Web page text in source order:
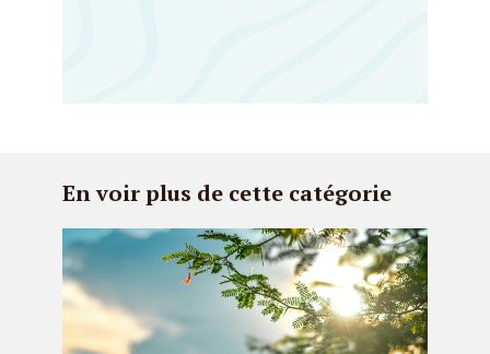
En voir plus de cette catégorie